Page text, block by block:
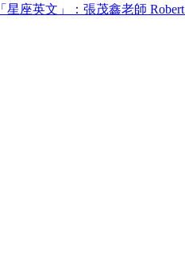
「星座英文」：張茂鑫老師 Robert